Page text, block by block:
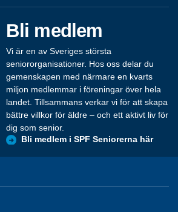
Bli medlem
Vi är en av Sveriges största
seniororganisationer. Hos oss delar du
gemenskapen med närmare en kvarts
miljon medlemmar i föreningar över hela
landet. Tillsammans verkar vi för att skapa
bättre villkor för äldre – och ett aktivt liv för
dig som senior.
Bli medlem i SPF Seniorerna här